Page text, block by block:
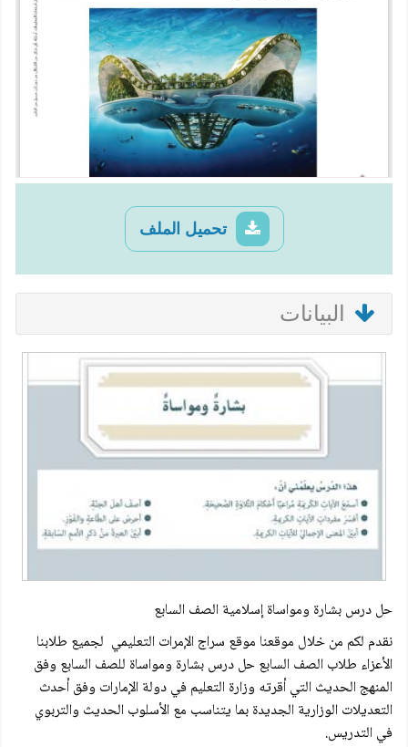
تحميل الملف
البيانات
حل درس بشارة ومواساة إسلامية الصف السابع
نقدم لكم من خلال موقعنا موقع سراج الإمرات التعليمي لجميع طلابنا
الأعزاء طلاب الصف السابع حل درس بشارة ومواساة للصف السابع وفق
المنهج الحديث التي أقرته وزارة التعليم في دولة الإمارات وفق أحدث
التعديلات الوزارية الجديدة بما يتناسب مع الأسلوب الحديث والتربوي
في التدريس.